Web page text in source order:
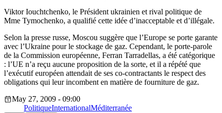
Viktor Iouchtchenko, le Président ukrainien et rival politique de
Mme Tymochenko, a qualifié cette idée d’inacceptable et d’illégale.
Selon la presse russe, Moscou suggère que l’Europe se porte garante
avec l’Ukraine pour le stockage de gaz. Cependant, le porte-parole
de la Commission européenne, Ferran Tarradellas, a été catégorique
: l’UE n’a reçu aucune proposition de la sorte, et il a répété que
l’exécutif européen attendait de ses co-contractants le respect des
obligations qui leur incombent en matière de fourniture de gaz.
May 27, 2009 - 09:00
PolitiqueInternationalMéditerranée